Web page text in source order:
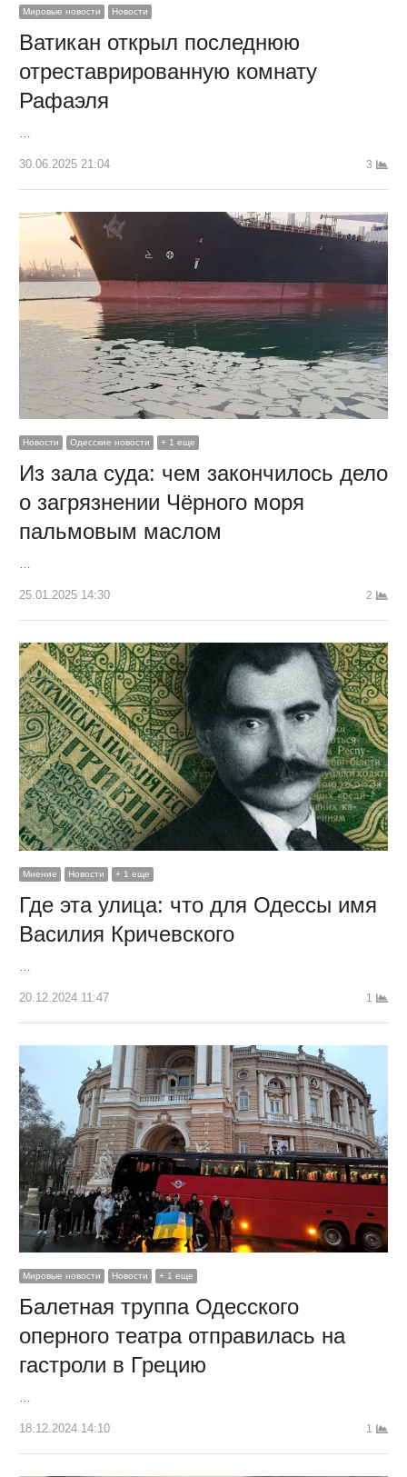
Мировые новости Новости
Ватикан открыл последнюю
отреставрированную комнату
Рафаэля
…
30.06.2025 21:04 3
Новости Одесские новости + 1 еще
Из зала суда: чем закончилось дело
о загрязнении Чёрного моря
пальмовым маслом
…
25.01.2025 14:30 2
Мнение Новости + 1 еще
Где эта улица: что для Одессы имя
Василия Кричевского
20.12.2024 11:47 1
Мировые новости Новости + 1 еще
Балетная труппа Одесского
оперного театра отправилась на
гастроли в Грецию
…
18.12.2024 14:10 1